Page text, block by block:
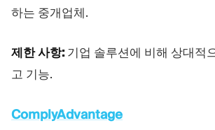
하는 중개업체.
제한 사항:기업 솔루션에 비해 상대적
고 기능.
ComplyAdvantage